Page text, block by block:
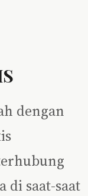
dengan
di saat-saat